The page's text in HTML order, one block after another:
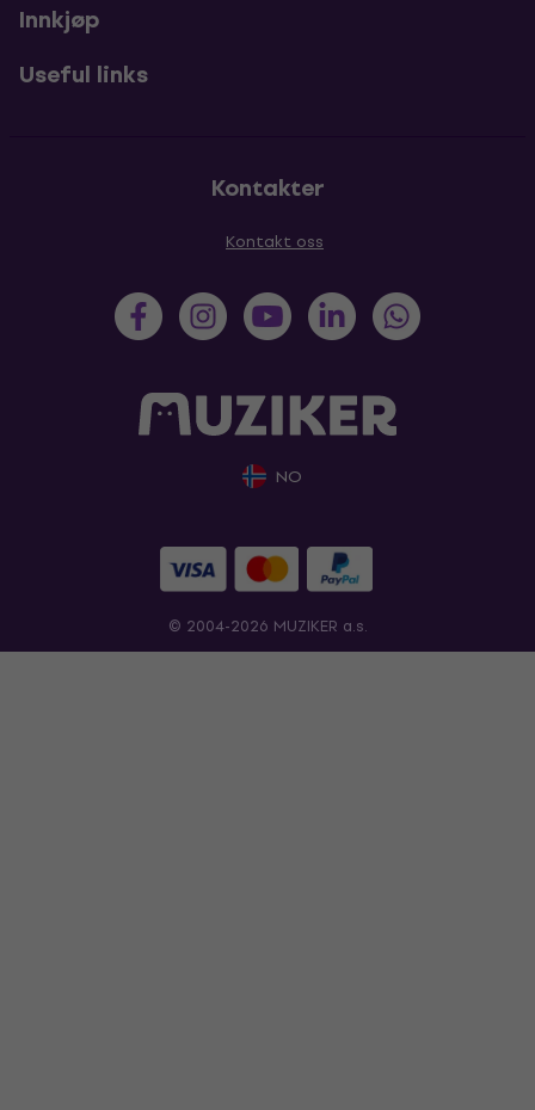
Innkjøp
Useful links
Kontakter
Kontakt oss
NO
© 2004-2026 MUZIKER a.s.